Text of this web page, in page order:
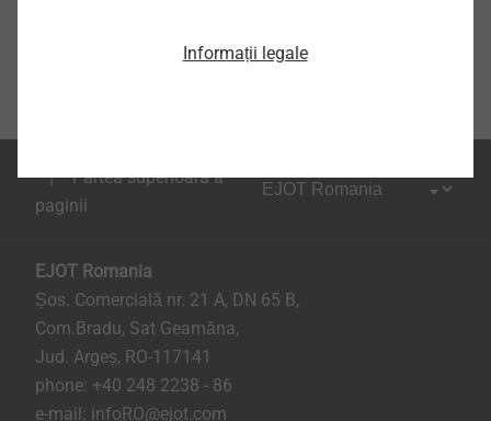
Partea superioara a
paginii
EJOT Romania
Șos. Comercială nr. 21 A, DN 65 B,
Com.Bradu, Sat Geamăna,
Jud. Argeș, RO-117141
phone: +40 248 2238 - 86
e-mail: infoRO@ejot.com
Informații legale